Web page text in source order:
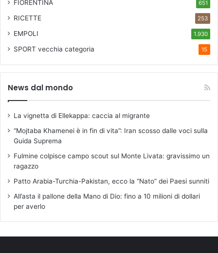
FIORENTINA 651
RICETTE 253
EMPOLI 1.930
SPORT vecchia categoria 15
News dal mondo
La vignetta di Ellekappa: caccia al migrante
“Mojtaba Khamenei è in fin di vita”: Iran scosso dalle voci sulla
Guida Suprema
Fulmine colpisce campo scout sul Monte Livata: gravissimo un
ragazzo
Patto Arabia-Turchia-Pakistan, ecco la “Nato” dei Paesi sunniti
All’asta il pallone della Mano di Dio: fino a 10 milioni di dollari
per averlo